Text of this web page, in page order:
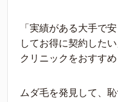
「実績がある大手で
してお得に契約した
クリニックをおすすめ
ムダ毛を発見して、